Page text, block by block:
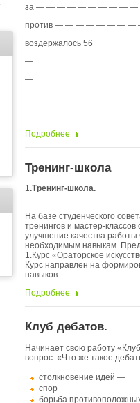
за — — — — — — — — —
против — — — — — — —
воздержалось 56
—
—
—
—
Подробнее
Тренинг-школа
1.Тренинг-школа.
На базе студенческого
тренингов и мастер-
улучшение качества работы
необходимым навыкам.
1.Курс «Ораторское
Курс направлен на
навыков.
Подробнее
Клуб дебатов.
Начинает свою работу
вопрос: «Что же такое
столкновение идей —
спор
борьба